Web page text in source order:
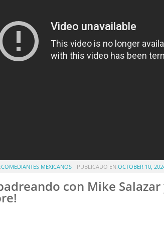
COMEDIANTES MEXICANOS PUBLICADO EN:OCTOBER 10,
con Mike